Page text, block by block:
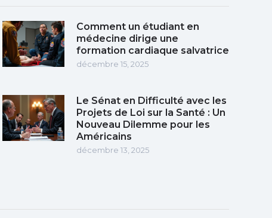
Comment un étudiant en
médecine dirige une
formation cardiaque salvatrice
décembre 15, 2025
Le Sénat en Difficulté avec les
Projets de Loi sur la Santé : Un
Nouveau Dilemme pour les
Américains
décembre 13, 2025